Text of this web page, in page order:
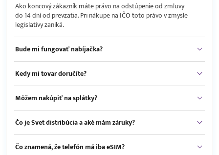
Ako koncový zákazník máte právo na odstúpenie od zmluvy
do 14 dní od prevzatia. Pri nákupe na IČO toto právo v zmysle
legislatívy zaniká.
Bude mi fungovať nabíjačka?
Kedy mi tovar doručíte?
Môžem nakúpiť na splátky?
Čo je Svet distribúcia a aké mám záruky?
Čo znamená, že telefón má iba eSIM?